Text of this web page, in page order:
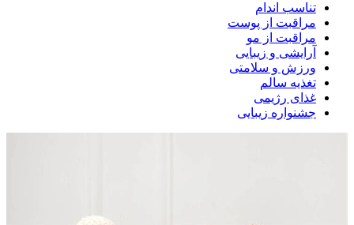
تناسب اندام
مراقبت از پوست
مراقبت از مو
آرایشی و زیبایی
ورزش و سلامتی
تغذیه سالم
غذای رژیمی
جشنواره زیبایی